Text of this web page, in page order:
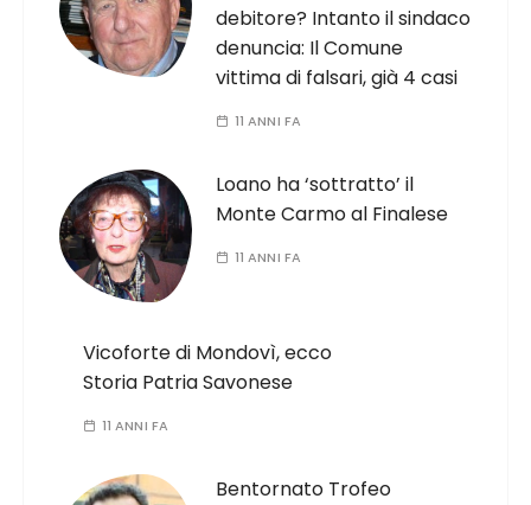
debitore? Intanto il sindaco
denuncia: Il Comune
vittima di falsari, già 4 casi
11 ANNI FA
Loano ha ‘sottratto’ il
Monte Carmo al Finalese
11 ANNI FA
Vicoforte di Mondovì, ecco
Storia Patria Savonese
11 ANNI FA
Bentornato Trofeo